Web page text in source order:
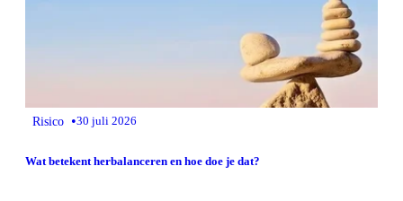
Risico •30 juli 2026
Wat betekent herbalanceren en hoe doe je dat?